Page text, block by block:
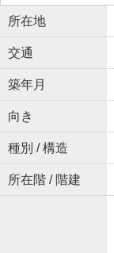
所在地
交通
築年月
向き
種別 / 構造
所在階 / 階建